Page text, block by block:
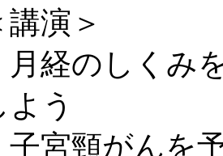
演＞
経のしくみ
う
宮頸がんを